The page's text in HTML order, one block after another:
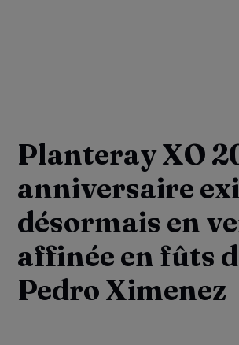
Planteray XO
anniversaire
désormais en
affinée en fûts
Pedro Ximenez